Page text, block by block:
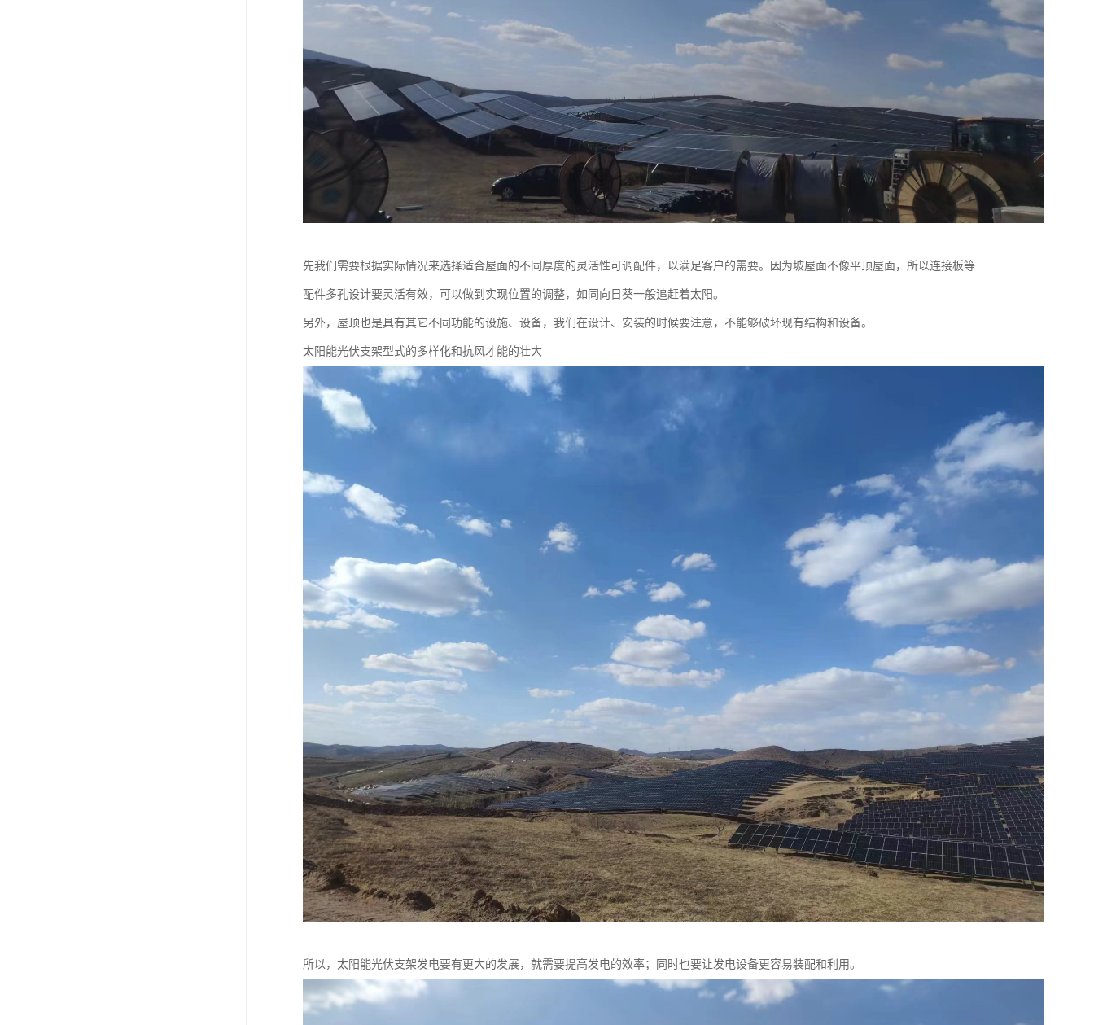
先我们需要根据实际情况来选择适合屋面的不同厚度的灵活性可调配件，以满足客户的需要。因为坡屋面不像平顶屋面，所以连接板等
配件多孔设计要灵活有效，可以做到实现位置的调整，如同向日葵一般追赶着太阳。
另外，屋顶也是具有其它不同功能的设施、设备，我们在设计、安装的时候要注意，不能够破坏现有结构和设备。
太阳能光伏支架型式的多样化和抗风才能的壮大
所以，太阳能光伏支架发电要有更大的发展，就需要提高发电的效率；同时也要让发电设备更容易装配和利用。